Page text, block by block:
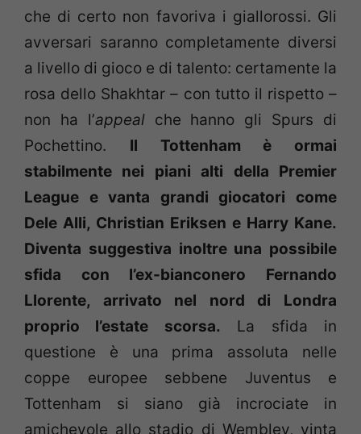
che di certo non favoriva i giallorossi. Gli
avversari saranno completamente diversi
a livello di gioco e di talento: certamente la
rosa dello Shakhtar – con tutto il rispetto –
non ha l’appealche hanno gli Spurs di
Pochettino. Il Tottenham è ormai
stabilmente nei piani alti della Premier
League e vanta grandi giocatori come
Dele Alli, Christian Eriksen e Harry Kane.
Diventa suggestiva inoltre una possibile
sfida con l’ex-bianconero Fernando
Llorente, arrivato nel nord di Londra
proprio l’estate scorsa. La sfida in
questione è una prima assoluta nelle
coppe europee sebbene Juventus e
Tottenham si siano già incrociate in
amichevole allo stadio di Wembley, vinta